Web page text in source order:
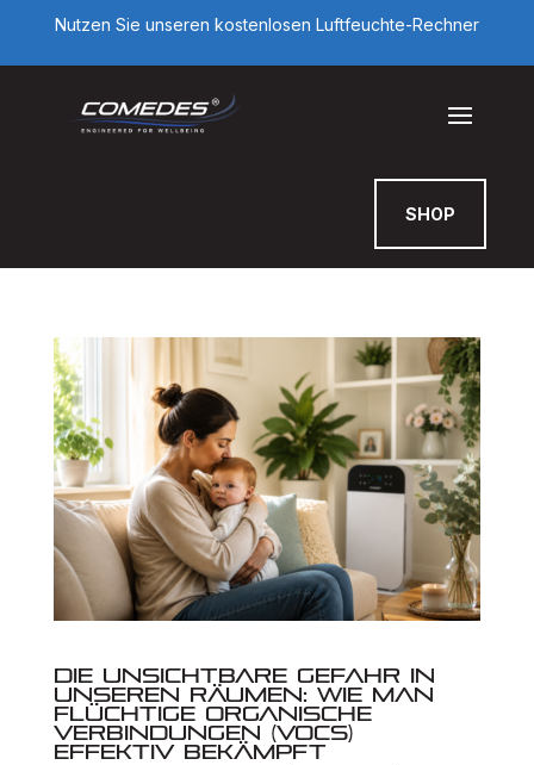
Nutzen Sie unseren kostenlosen Luftfeuchte-Rechner
SHOP
Die unsichtbare Gefahr in
unseren Räumen: Wie man
flüchtige organische
Verbindungen (VOCs)
effektiv bekämpft